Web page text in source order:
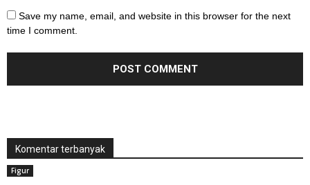
Save my name, email, and website in this browser for the next
time I comment.
Komentar terbanyak
Figur